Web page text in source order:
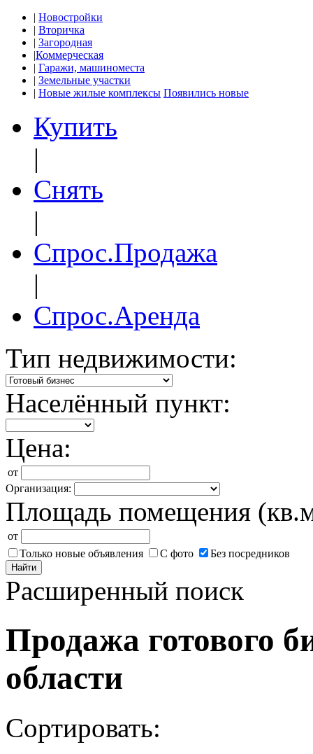
| Новостройки
| Вторичка
| Загородная
|Коммерческая
| Гаражи, машиноместа
| Земельные участки
| Новые жилые комплексы Появились новые
Купить
|
Снять
|
Спрос.Продажа
|
Спрос.Аренда
Тип недвижимости:
Населённый пункт:
Цена:
от
Организация:
Площадь помещения
от
Только новые объявления
С фото Без посредников
Найти
Расширенный поиск
Продажа готового
области
Сортировать: